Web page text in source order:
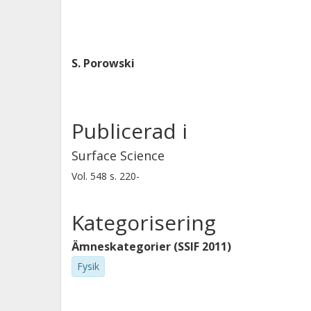
S. Porowski
Publicerad i
Surface Science
Vol. 548 s. 220-
Kategorisering
Ämneskategorier (SSIF 2011)
Fysik